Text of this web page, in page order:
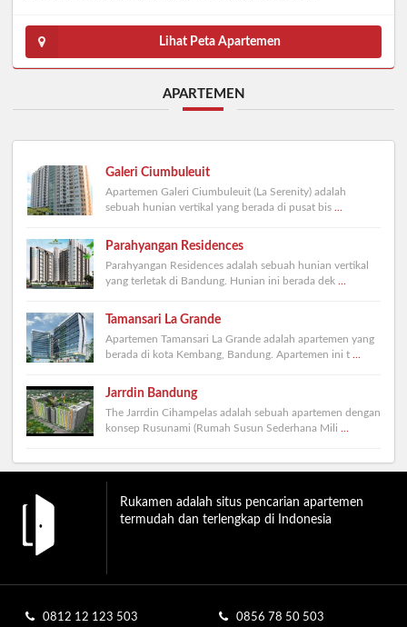
Lihat Peta Apartemen
APARTEMEN
Galeri Ciumbuleuit
Apartemen Galeri Ciumbuleuit (La Serenity) adalah
sebuah hunian vertikal yang berada di pusat bis
Parahyangan Residences
Parahyangan Residences adalah sebuah hunian vertikal
yang terletak di Bandung. Hunian ini berada dek
Tamansari La Grande
Apartemen Tamansari La Grande adalah apartemen yang
berada di kota Kembang, Bandung. Apartemen ini t
Jarrdin Bandung
The Jarrdin Cihampelas adalah sebuah apartemen dengan
konsep Rusunami (Rumah Susun Sederhana Mili
Rukamen adalah situs pencarian apartemen
termudah dan terlengkap di Indonesia
0812 12 123 503 0856 78 50 503